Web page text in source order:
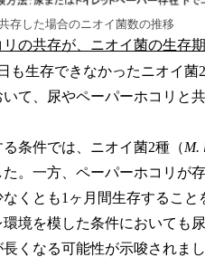
存した場合のニオイ菌数の推移
リの共存が、ニオイ菌の生存
も生存できなかったニオイ菌
て、尿やペーパーホコリと
条件では、ニオイ菌2種（M.
。一方、ペーパーホコリが
くとも1ヶ月間生存すること
境を模した条件においても
くなる可能性が示唆されまし